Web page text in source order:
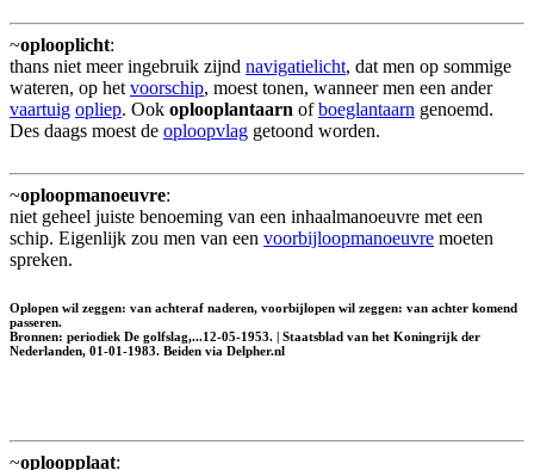
~oplooplicht:
thans niet meer ingebruik zijnd navigatielicht, dat men op sommige
wateren, op het voorschip, moest tonen, wanneer men een ander
vaartuig opliep. Ook oplooplantaarn ofboeglantaarn genoemd.
Des daags moest de oploopvlag getoond worden.
~oploopmanoeuvre:
niet geheel juiste benoeming van een inhaalmanoeuvre met een
schip. Eigenlijk zou men van een voorbijloopmanoeuvre moeten
spreken.
Oplopen wil zeggen: van achteraf naderen, voorbijlopen wil zeggen: van achter komend
passeren.
Bronnen: periodiek De golfslag,...12-05-1953. | Staatsblad van het Koningrijk der
Nederlanden, 01-01-1983. Beiden via Delpher.nl
~oploopplaat: